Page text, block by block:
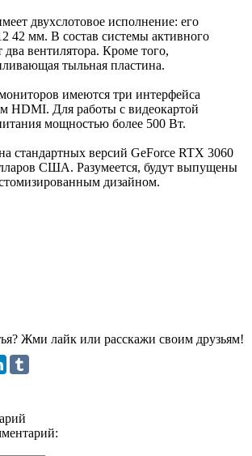
двухслотовое исполнение: его
42 мм. В состав системы активного
два вентилятора. Кроме того,
тыльная пластина.
имеются три интерфейса
HDMI. Для работы с видеокартой
мощностью более 500 Вт.
стандартных версий GeForce RTX 3060
США. Разумеется, будут выпущены
дизайном.
Жми лайк или расскажи своим друзьям!